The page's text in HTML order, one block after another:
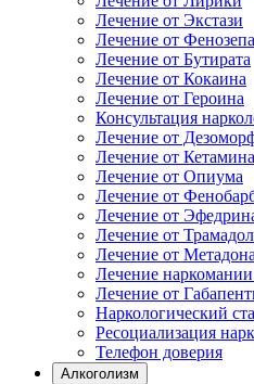
Лечение от Экстази
Лечение от
Лечение от Бутирата
Лечение от Кокаина
Лечение от Героина
Консультация
Лечение от
Лечение от Кетамина
Лечение от Опиума
Лечение от
Лечение от
Лечение от
Лечение от Метадона
Лечение
Лечение от
Наркологический
Ресоциализация
Телефон доверия
Алкоголизм